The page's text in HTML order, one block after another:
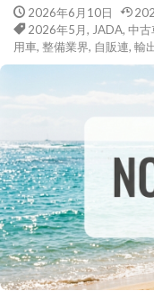
2026年6月10日
2026年5月, JADA, 中古
用車, 整備業界, 自販連, 輸